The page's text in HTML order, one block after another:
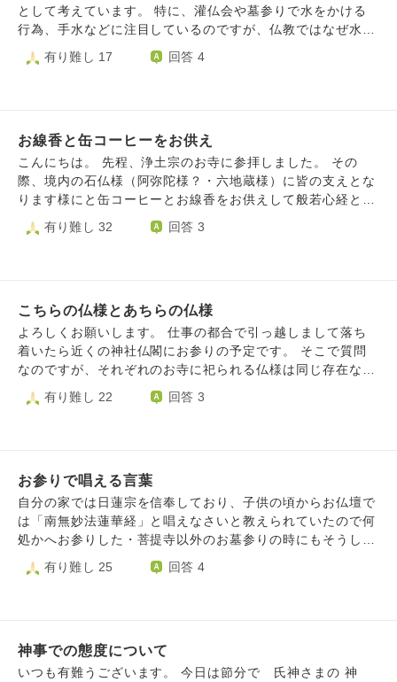
として考えています。 特に、灌仏会や墓参りで水をかける
行為、手水などに注目しているのですが、仏教ではなぜ水を
用いた行為が清浄・供養・祈りと結びついたのでしょうか。
また、こうした水の儀礼には、仏教思想だけでなく、日本古
有り難し 17 回答 4
お線香と缶コーヒーをお供え
こんにちは。 先程、浄土宗のお寺に参拝しました。 その
際、境内の石仏様（阿弥陀様？・六地蔵様）に皆の支えとな
ります様にと缶コーヒーとお線香をお供えして般若心経と念
仏をお唱えしました。 問題は無いでしょうか？
有り難し 32 回答 3
こちらの仏様とあちらの仏様
よろしくお願いします。 仕事の都合で引っ越しまして落ち
着いたら近くの神社仏閣にお参りの予定です。 そこで質問
なのですが、それぞれのお寺に祀られる仏様は同じ存在なの
でしょうか? 神道では分霊という考え方が主流のようです
が、仏教ではどういう扱いや考えなのでしょうか？ もっと
ないです。 どうかよろしくお願いします。
有り難し 22 回答 3
お参りで唱える言葉
自分の家では日蓮宗を信奉しており、子供の頃からお仏壇で
は「南無妙法蓮華経」と唱えなさいと教えられていたので何
処かへお参りした・菩提寺以外のお墓参りの時にもそうして
いたのですが、 仕事でお寺に行ったり仏像を見る事が多く
なるにつれ、宗派ごとに本尊が違うのでいつも「南無妙法蓮
のですが、お寺ごとにも別な仏様がいる事に気づき少し混乱
してしまいました。 正しいお参りをする為に、始めにお寺
有り難し 25 回答 4
神事での態度について
いつも有難うございます。 今日は節分で 氏神さまの 神